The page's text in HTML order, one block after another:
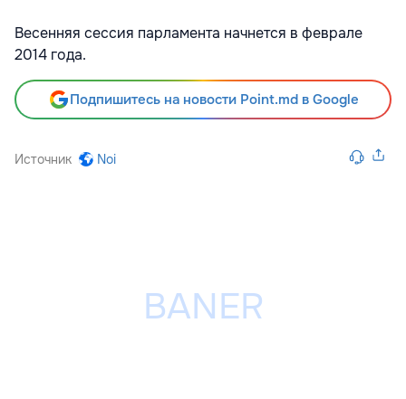
Весенняя сессия парламента начнется в феврале
2014 года.
Подпишитесь на новости Point.md в Google
Источник Noi